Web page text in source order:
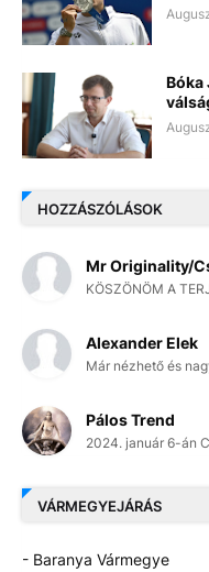
Bóka
HOZZÁSZÓLÁSOK
Mr Originality/
KÖSZÖNÖM A
Alexander Elek
Már nézhető és
Pálos Trend
2024. január 6-án
VÁRMEGYEJÁRÁS
- Baranya Vármegye